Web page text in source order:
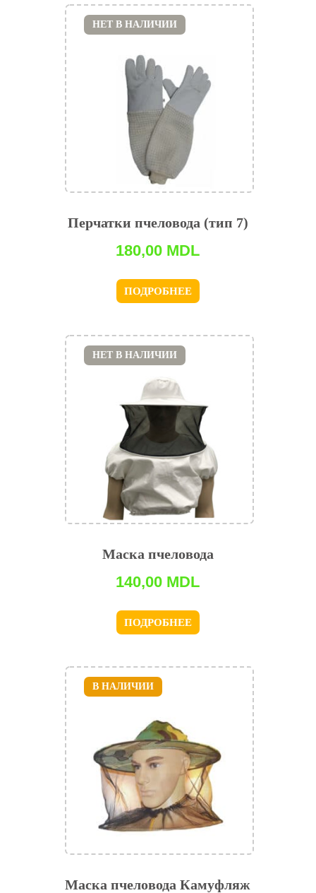
Перчатки пчеловода (тип 7)
180,00 MDL
ПОДРОБНЕЕ
НЕТ В НАЛИЧИИ
Маска пчеловода
140,00 MDL
ПОДРОБНЕЕ
НЕТ В НАЛИЧИИ
Маска пчеловода Камуфляж
В НАЛИЧИИ